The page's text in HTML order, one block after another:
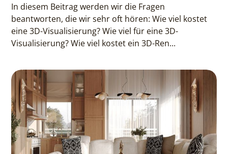
In diesem Beitrag werden wir die Fragen
beantworten, die wir sehr oft hören: Wie viel kostet
eine 3D-Visualisierung? Wie viel für eine 3D-
Visualisierung? Wie viel kostet ein 3D-Ren...